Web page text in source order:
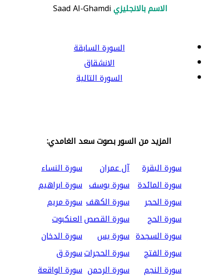
الاسم بالانجليزيSaad Al-Ghamdi
السورة السابقة
الانشقاق
السورة التالية
المزيد من السور بصوت سعد الغامدي:
سورة البقرة
آل عمران
سورة النساء
سورة المائدة سورة يوسف سورة ابراهيم
سورة الحجر
سورة الكهف سورة مريم
سورة الحج
سورة القصصالعنكبوت
سورة السجدة سورة يس
سورة الدخان
سورة الفتح
سورة الحجراتسورة ق
سورة النجم
سورة الرحمن سورة الواقعة